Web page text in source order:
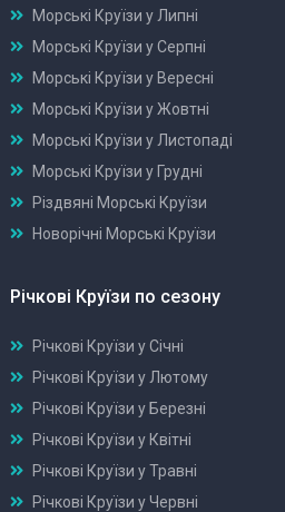
Морські Круїзи у Липні
Морські Круїзи у Серпні
Морські Круїзи у Вересні
Морські Круїзи у Жовтні
Морські Круїзи у Листопаді
Морські Круїзи у Грудні
Різдвяні Морські Круїзи
Новорічні Морські Круїзи
Річкові Круїзи по сезону
Річкові Круїзи у Січні
Річкові Круїзи у Лютому
Річкові Круїзи у Березні
Річкові Круїзи у Квітні
Річкові Круїзи у Травні
Річкові Круїзи у Червні